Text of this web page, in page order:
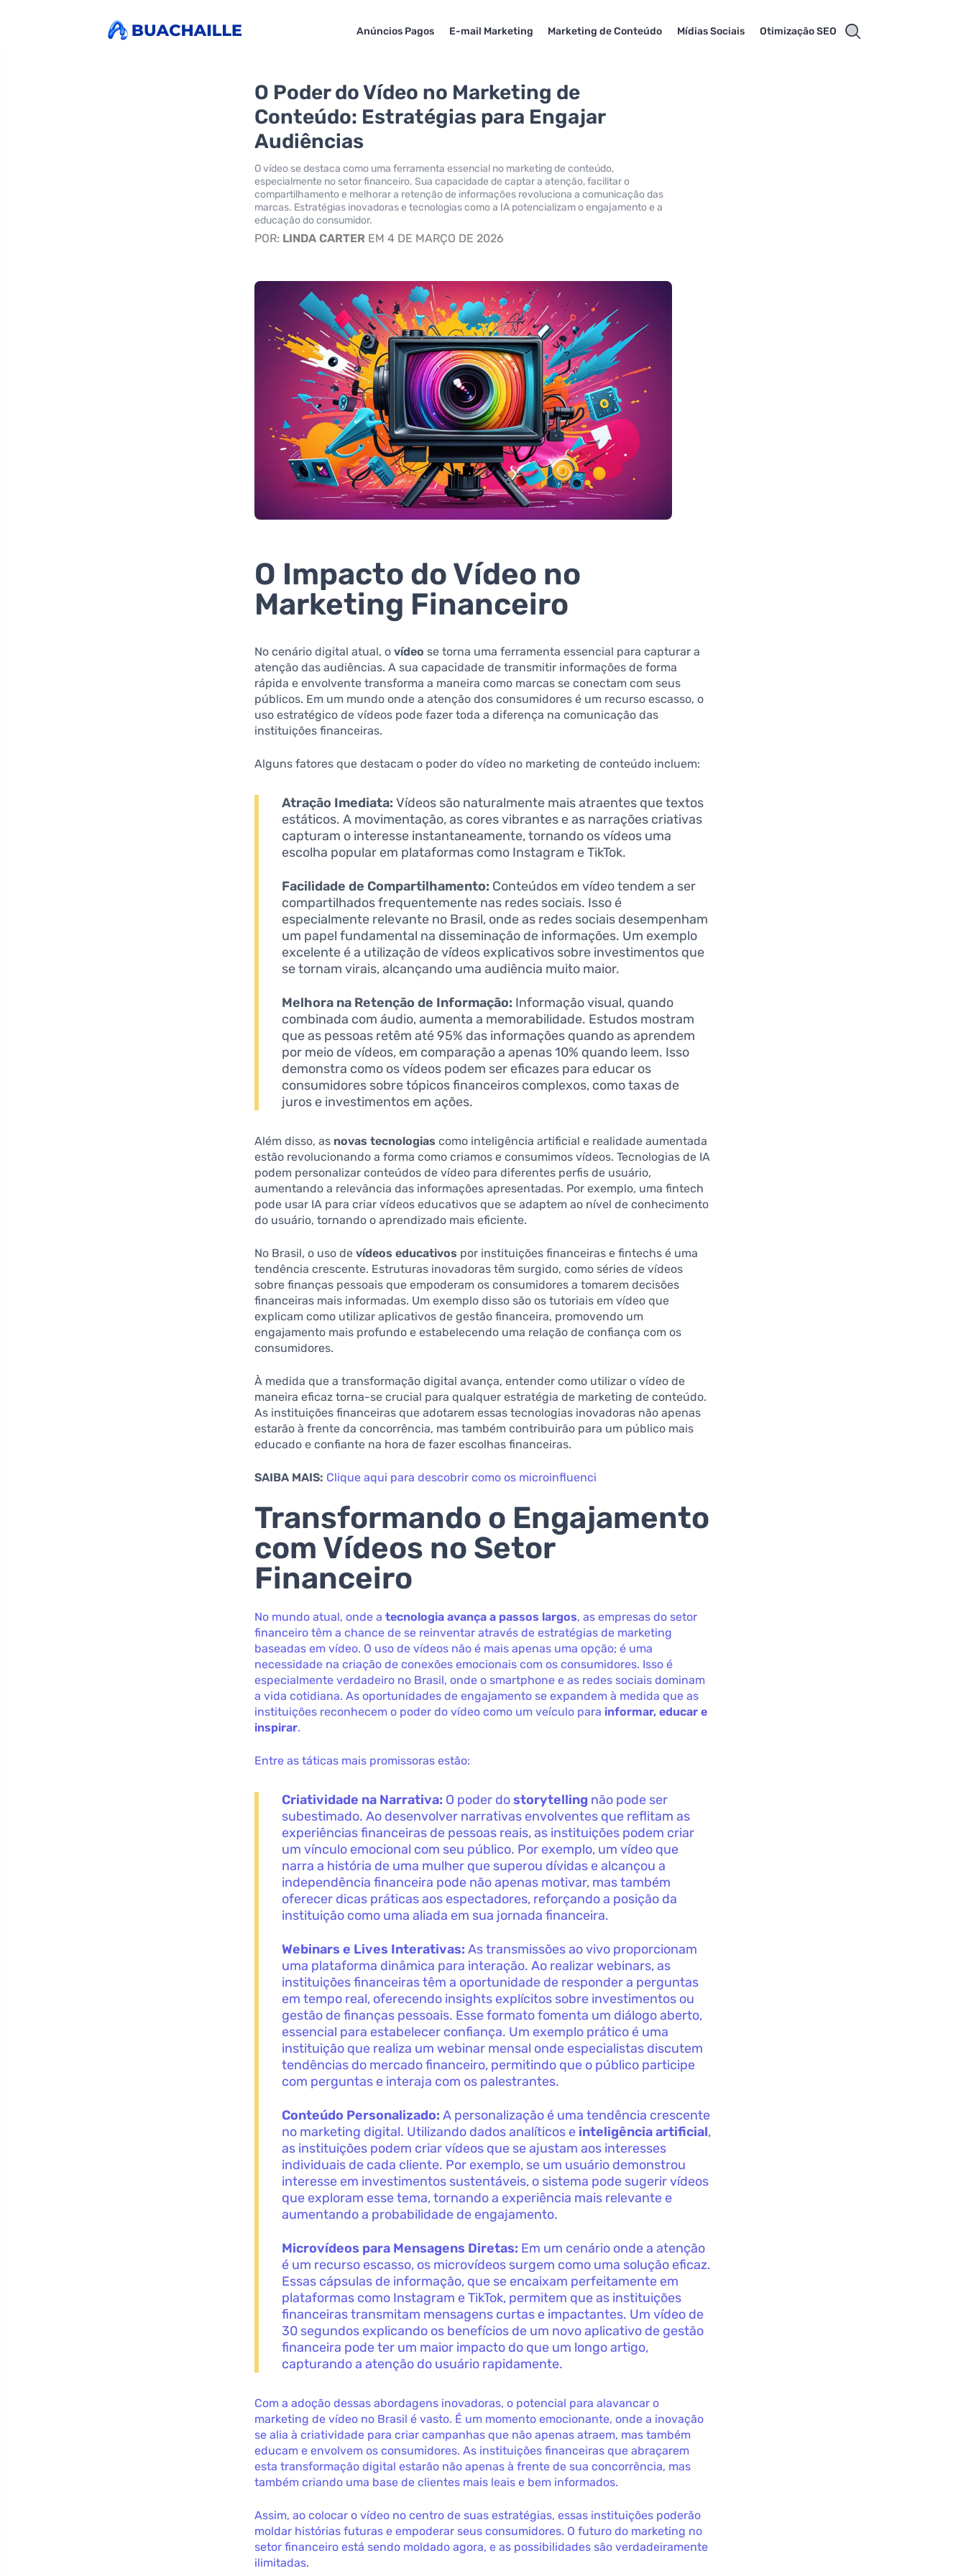
Anúncios Pagos E-mail Marketing Marketing de Conteúdo Mídias Sociais Otimização SEO
O Poder do Vídeo no Marketing de
Conteúdo: Estratégias para Engajar
Audiências
O vídeo se destaca como uma ferramenta essencial no marketing de conteúdo,
especialmente no setor financeiro. Sua capacidade de captar a atenção, facilitar o
compartilhamento e melhorar a retenção de informações revoluciona a comunicação das
marcas. Estratégias inovadoras e tecnologias como a IA potencializam o engajamento e a
educação do consumidor.
POR: LINDA CARTER EM 4 DE MARÇO DE 2026
O Impacto do Vídeo no
Marketing Financeiro
No cenário digital atual, ovídeo se torna uma ferramenta essencial para capturar a
atenção das audiências. A sua capacidade de transmitir informações de forma
rápida e envolvente transforma a maneira como marcas se conectam com seus
públicos. Em um mundo onde a atenção dos consumidores é um recurso escasso, o
uso estratégico de vídeos pode fazer toda a diferença na comunicação das
instituições financeiras.
Alguns fatores que destacam o poder do vídeo no marketing de conteúdo incluem:
Atração Imediata: Vídeos são naturalmente mais atraentes que textos
estáticos. A movimentação, as cores vibrantes e as narrações criativas
capturam o interesse instantaneamente, tornando os vídeos uma
escolha popular em plataformas como Instagram e TikTok.
Facilidade de Compartilhamento: Conteúdos em vídeo tendem a ser
compartilhados frequentemente nas redes sociais. Isso é
especialmente relevante no Brasil, onde as redes sociais desempenham
um papel fundamental na disseminação de informações. Um exemplo
excelente é a utilização de vídeos explicativos sobre investimentos que
se tornam virais, alcançando uma audiência muito maior.
Melhora na Retenção de Informação: Informação visual, quando
combinada com áudio, aumenta a memorabilidade. Estudos mostram
que as pessoas retêm até 95% das informações quando as aprendem
por meio de vídeos, em comparação a apenas 10% quando leem. Isso
demonstra como os vídeos podem ser eficazes para educar os
consumidores sobre tópicos financeiros complexos, como taxas de
juros e investimentos em ações.
Além disso, as novas tecnologias como inteligência artificial e realidade aumentada
estão revolucionando a forma como criamos e consumimos vídeos. Tecnologias de IA
podem personalizar conteúdos de vídeo para diferentes perfis de usuário,
aumentando a relevância das informações apresentadas. Por exemplo, uma fintech
pode usar IA para criar vídeos educativos que se adaptem ao nível de conhecimento
do usuário, tornando o aprendizado mais eficiente.
No Brasil, o uso devídeos educativos por instituições financeiras e fintechs é uma
tendência crescente. Estruturas inovadoras têm surgido, como séries de vídeos
sobre finanças pessoais que empoderam os consumidores a tomarem decisões
financeiras mais informadas. Um exemplo disso são os tutoriais em vídeo que
explicam como utilizar aplicativos de gestão financeira, promovendo um
engajamento mais profundo e estabelecendo uma relação de confiança com os
consumidores.
À medida que a transformação digital avança, entender como utilizar o vídeo de
maneira eficaz torna-se crucial para qualquer estratégia de marketing de conteúdo.
As instituições financeiras que adotarem essas tecnologias inovadoras não apenas
estarão à frente da concorrência, mas também contribuirão para um público mais
educado e confiante na hora de fazer escolhas financeiras.
SAIBA MAIS: Clique aqui para descobrir como os microinfluenci
Transformando o Engajamento
com Vídeos no Setor
Financeiro
No mundo atual, onde atecnologia avança a passos largos, as empresas do setor
financeiro têm a chance de se reinventar através de estratégias de marketing
baseadas em vídeo. O uso de vídeos não é mais apenas uma opção; é uma
necessidade na criação de conexões emocionais com os consumidores. Isso é
especialmente verdadeiro no Brasil, onde o smartphone e as redes sociais dominam
a vida cotidiana. As oportunidades de engajamento se expandem à medida que as
instituições reconhecem o poder do vídeo como um veículo para informar, educar e
inspirar.
Entre as táticas mais promissoras estão:
Criatividade na Narrativa: O poder dostorytelling não pode ser
subestimado. Ao desenvolver narrativas envolventes que reflitam as
experiências financeiras de pessoas reais, as instituições podem criar
um vínculo emocional com seu público. Por exemplo, um vídeo que
narra a história de uma mulher que superou dívidas e alcançou a
independência financeira pode não apenas motivar, mas também
oferecer dicas práticas aos espectadores, reforçando a posição da
instituição como uma aliada em sua jornada financeira.
Webinars e Lives Interativas: As transmissões ao vivo proporcionam
uma plataforma dinâmica para interação. Ao realizar webinars, as
instituições financeiras têm a oportunidade de responder a perguntas
em tempo real, oferecendo insights explícitos sobre investimentos ou
gestão de finanças pessoais. Esse formato fomenta um diálogo aberto,
essencial para estabelecer confiança. Um exemplo prático é uma
instituição que realiza um webinar mensal onde especialistas discutem
tendências do mercado financeiro, permitindo que o público participe
com perguntas e interaja com os palestrantes.
Conteúdo Personalizado: A personalização é uma tendência crescente
no marketing digital. Utilizando dados analíticos e inteligência artificial,
as instituições podem criar vídeos que se ajustam aos interesses
individuais de cada cliente. Por exemplo, se um usuário demonstrou
interesse em investimentos sustentáveis, o sistema pode sugerir vídeos
que exploram esse tema, tornando a experiência mais relevante e
aumentando a probabilidade de engajamento.
Microvídeos para Mensagens Diretas: Em um cenário onde a atenção
é um recurso escasso, os microvídeos surgem como uma solução eficaz.
Essas cápsulas de informação, que se encaixam perfeitamente em
plataformas como Instagram e TikTok, permitem que as instituições
financeiras transmitam mensagens curtas e impactantes. Um vídeo de
30 segundos explicando os benefícios de um novo aplicativo de gestão
financeira pode ter um maior impacto do que um longo artigo,
capturando a atenção do usuário rapidamente.
Com a adoção dessas abordagens inovadoras, o potencial para alavancar o
marketing de vídeo no Brasil é vasto. É um momento emocionante, onde a inovação
se alia à criatividade para criar campanhas que não apenas atraem, mas também
educam e envolvem os consumidores. As instituições financeiras que abraçarem
esta transformação digital estarão não apenas à frente de sua concorrência, mas
também criando uma base de clientes mais leais e bem informados.
Assim, ao colocar o vídeo no centro de suas estratégias, essas instituições poderão
moldar histórias futuras e empoderar seus consumidores. O futuro do marketing no
setor financeiro está sendo moldado agora, e as possibilidades são verdadeiramente
ilimitadas.